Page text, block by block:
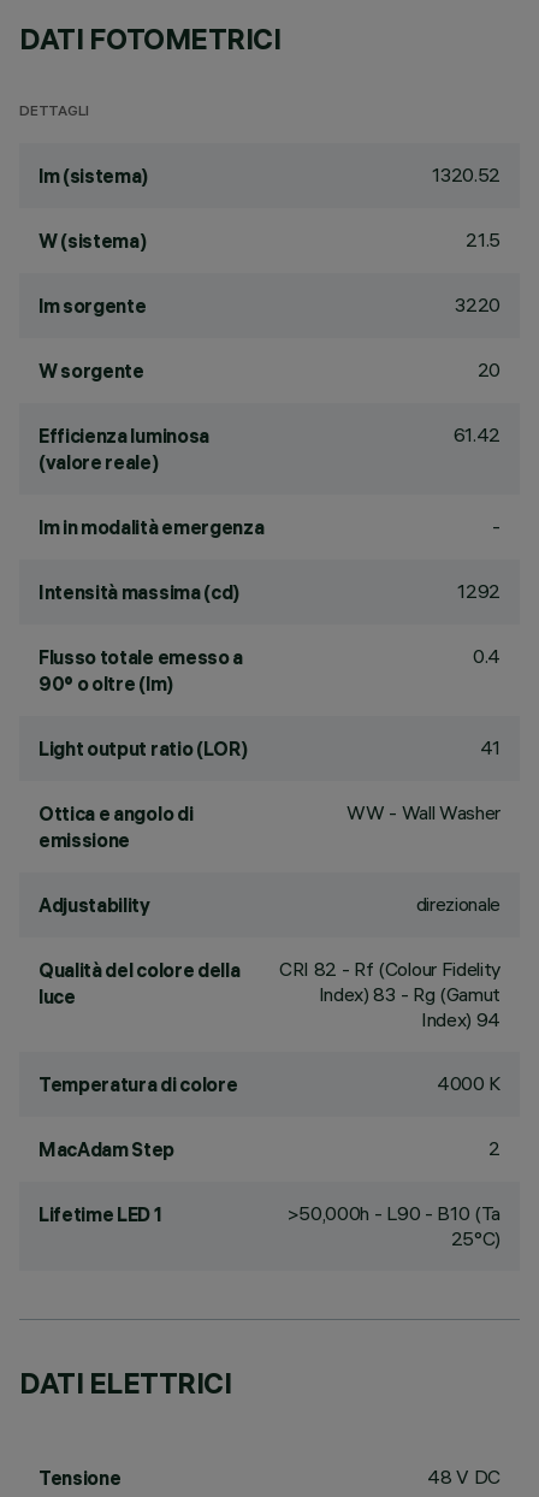
DATI FOTOMETRICI
DETTAGLI
lm (sistema) 1320.52
W (sistema) 21.5
lm sorgente 3220
W sorgente 20
Efficienza luminosa
(valore reale)
61.42
lm in modalità emergenza -
Intensità massima (cd) 1292
Flusso totale emesso a
90° o oltre (lm)
0.4
Light output ratio (LOR) 41
Ottica e angolo di
emissione
WW - Wall Washer
Adjustability direzionale
Qualità del colore della
luce
CRI 82 - Rf (Colour Fidelity
Index) 83 - Rg (Gamut
Index) 94
Temperatura di colore 4000 K
MacAdam Step 2
Lifetime LED 1
>50,000h - L90 - B10 (Ta
25°C)
DATI ELETTRICI
Tensione 48 V DC